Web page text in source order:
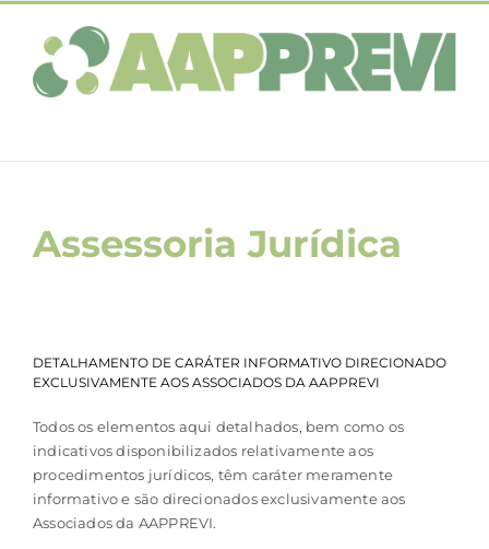
conteúdo
Assessoria Jurídica
DETALHAMENTO DE CARÁTER INFORMATIVO DIRECIONADO
EXCLUSIVAMENTE AOS ASSOCIADOS DA AAPPREVI
Todos os elementos aqui detalhados, bem como os
indicativos disponibilizados relativamente aos
procedimentos jurídicos, têm caráter meramente
informativo e são direcionados exclusivamente aos
Associados da AAPPREVI.